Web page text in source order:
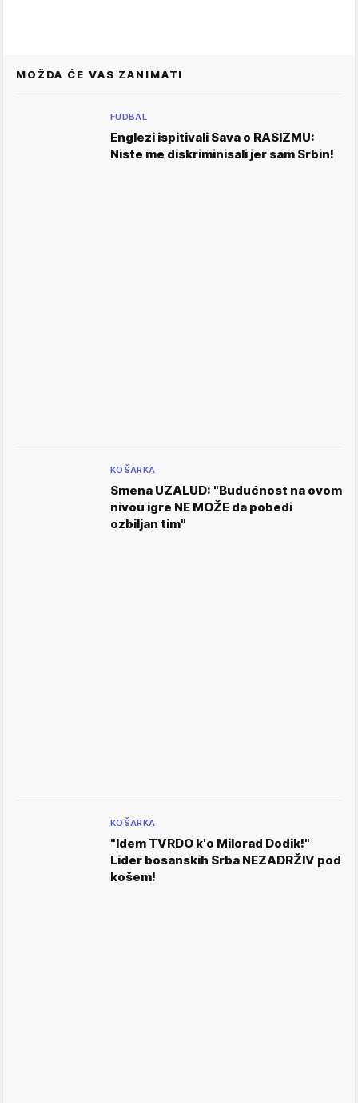
MOŽDA ĆE VAS ZANIMATI
FUDBAL
Englezi ispitivali Sava o RASIZMU:
Niste me diskriminisali jer sam Srbin!
KOŠARKA
Smena UZALUD: "Budućnost na ovom
nivou igre NE MOŽE da pobedi
ozbiljan tim"
KOŠARKA
"Idem TVRDO k'o Milorad Dodik!"
Lider bosanskih Srba NEZADRŽIV pod
košem!